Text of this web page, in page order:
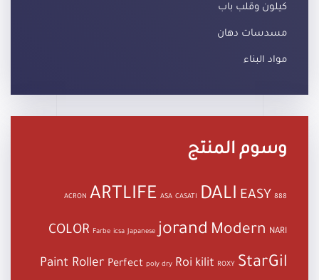
كيلون وقلب باب
مسدسات دهان
مواد البناء
وسوم المنتج
888
ACRON ARTLIFE ASA CASATI DALI EASY
COLOR Farbe icsa Japanese jorand Modern NARI
Paint Roller Perfect poly dry Roi kilit ROXY StarGil